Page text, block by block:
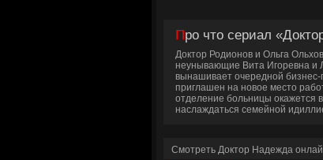
Про что сериал
Доктор Родионов и Ольга
неунывающие Вита Игоревна и
вынашивает очередной
приглашен на новое место
отделение больницы
наслаждаться семейной
Смотреть Доктор Надежда